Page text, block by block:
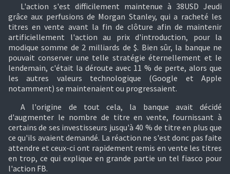
L'action s'est difficilement maintenue à 38USD Jeudi
grâce aux perfusions de Morgan Stanley, qui a racheté les
titres en vente avant la fin de clôture afin de maintenir
artificiellement l'action au prix d'introduction, pour la
modique somme de 2 milliards de $. Bien sûr, la banque ne
pouvait conserver une telle stratégie éternellement et le
lendemain, c'était la déroute avec 11 % de perte, alors que
les autres valeurs technologique (Google et Apple
notamment) se maintenaient ou progressaient.
A l'origine de tout cela, la banque avait décidé
d'augmenter le nombre de titre en vente, fournissant à
certains de ses investisseurs jusqu'à 40 % de titre en plus que
ce qu'ils avaient demandé. La réaction ne s'est donc pas faite
attendre et ceux-ci ont rapidement remis en vente les titres
en trop, ce qui explique en grande partie un tel fiasco pour
l'action FB.